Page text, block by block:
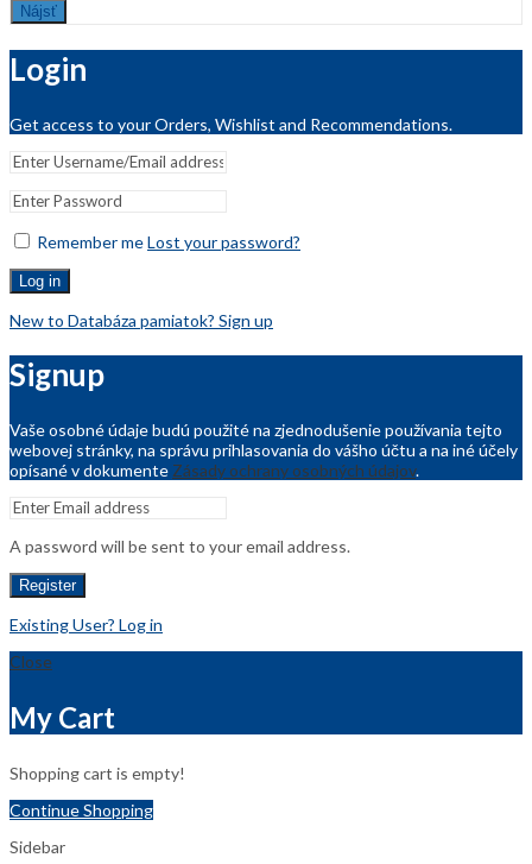
Nájsť
Login
Get access to your Orders, Wishlist and Recommendations.
Remember meLost your password?
Log in
New to Databáza pamiatok? Sign up
Signup
Vaše osobné údaje budú použité na zjednodušenie používania tejto
webovej stránky, na správu prihlasovania do vášho účtu a na iné účely
opísané v dokumente Zásady ochrany osobných údajov.
A password will be sent to your email address.
Register
Existing User? Log in
Close
My Cart
Shopping cart is empty!
Continue Shopping
Sidebar